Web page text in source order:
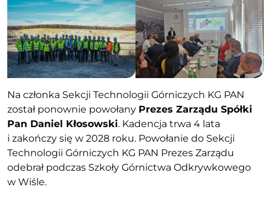
Na członka Sekcji Technologii Górniczych KG PAN
został ponownie powołany Prezes Zarządu Spółki
Pan Daniel Kłosowski. Kadencja trwa 4 lata
i zakończy się w 2028 roku. Powołanie do Sekcji
Technologii Górniczych KG PAN Prezes Zarządu
odebrał podczas Szkoły Górnictwa Odkrywkowego
w Wiśle.